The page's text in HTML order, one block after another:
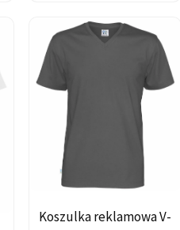
Koszulka reklamowa V-